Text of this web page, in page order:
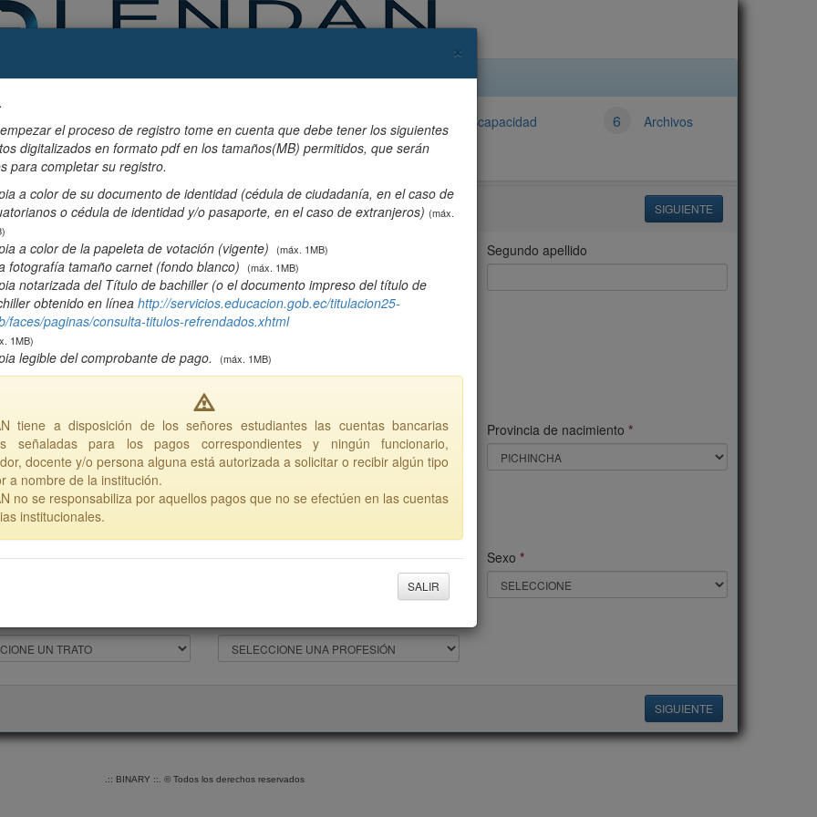
Registro de Admisión Nuevo Estudiante
Información de
contacto
Información
adicional
5 Discapacidad 6 Archivos
nombre Primer apellido * Segundo apellido
de documento *
nacimiento* País de nacimiento* Provincia de nacimiento *
* Género* Sexo *
×
el proceso de registro tome en cuenta que debe tener los siguientes
digitalizados en formato pdf en los tamaños(MB) permitidos, que serán
para completar su registro.
a color de su documento de identidad (cédula de ciudadanía, en el caso de
o cédula de identidad y/o pasaporte, en el caso de extranjeros) (máx.
a color de la papeleta de votación (vigente) (máx. 1MB)
fotografía tamaño carnet (fondo blanco) (máx. 1MB)
notarizada del Título de bachiller (o el documento impreso del título de
obtenido en líneahttp://servicios.educacion.gob.ec/titulacion25-
faces/paginas/consulta-titulos-refrendados.xhtml
1MB)
legible del comprobante de pago. (máx. 1MB)
tiene a disposición de los señores estudiantes las cuentas bancarias
señaladas para los pagos correspondientes y ningún funcionario,
docente y/o persona alguna está autorizada a solicitar o recibir algún tipo
a nombre de la institución.
no se responsabiliza por aquellos pagos que no se efectúen en las cuentas
institucionales.
.:: BINARY ::. © Todos los derechos reservados